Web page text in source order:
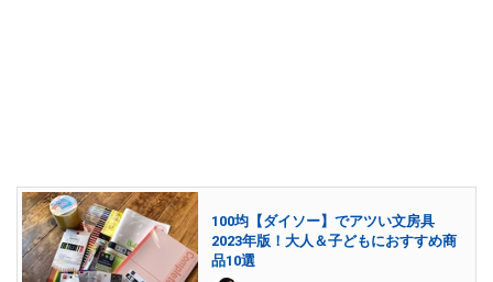
100均【ダイソー】でアツい文房具
2023年版！大人＆子どもにおすすめ商
品10選